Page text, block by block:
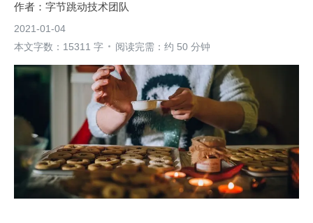
字节跳动技术团队
2021-01-04
本文字数：15311 字
阅读完需：约 50 分钟